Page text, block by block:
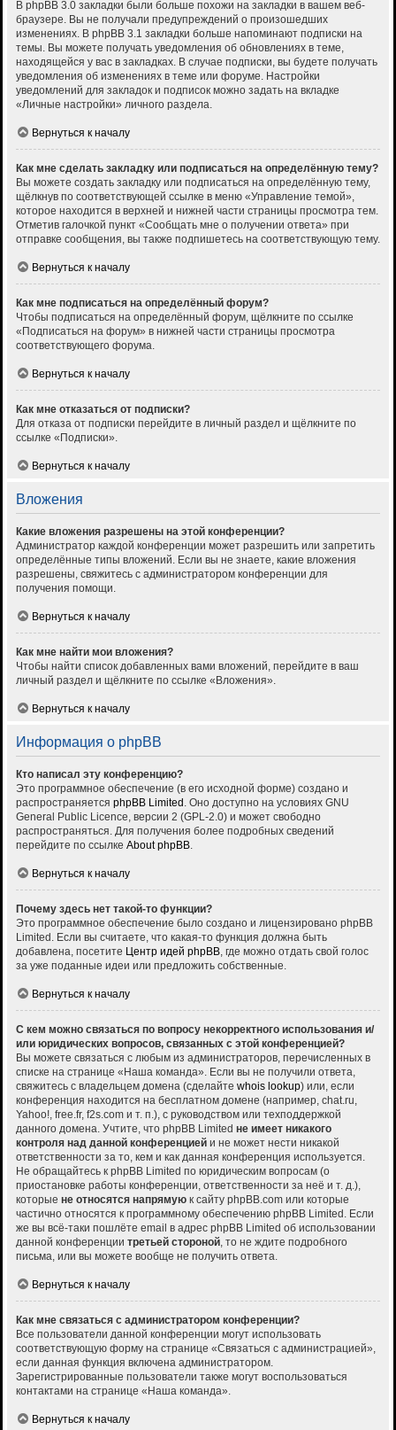
В phpBB 3.0 закладки были больше похожи на закладки в вашем веб-
браузере. Вы не получали предупреждений о произошедших
изменениях. В phpBB 3.1 закладки больше напоминают подписки на
темы. Вы можете получать уведомления об обновлениях в теме,
находящейся у вас в закладках. В случае подписки, вы будете получать
уведомления об изменениях в теме или форуме. Настройки
уведомлений для закладок и подписок можно задать на вкладке
«Личные настройки» личного раздела.
Вернуться к началу
Как мне сделать закладку или подписаться на определённую тему?
Вы можете создать закладку или подписаться на определённую тему,
щёлкнув по соответствующей ссылке в меню «Управление темой»,
которое находится в верхней и нижней части страницы просмотра тем.
Отметив галочкой пункт «Сообщать мне о получении ответа» при
отправке сообщения, вы также подпишетесь на соответствующую тему.
Вернуться к началу
Как мне подписаться на определённый форум?
Чтобы подписаться на определённый форум, щёлкните по ссылке
«Подписаться на форум» в нижней части страницы просмотра
соответствующего форума.
Вернуться к началу
Как мне отказаться от подписки?
Для отказа от подписки перейдите в личный раздел и щёлкните по
ссылке «Подписки».
Вернуться к началу
Вложения
Какие вложения разрешены на этой конференции?
Администратор каждой конференции может разрешить или запретить
определённые типы вложений. Если вы не знаете, какие вложения
разрешены, свяжитесь с администратором конференции для
получения помощи.
Вернуться к началу
Как мне найти мои вложения?
Чтобы найти список добавленных вами вложений, перейдите в ваш
личный раздел и щёлкните по ссылке «Вложения».
Вернуться к началу
Информация о phpBB
Кто написал эту конференцию?
Это программное обеспечение (в его исходной форме) создано и
распространяется phpBB Limited . Оно доступно на условиях GNU
General Public Licence, версии 2 (GPL-2.0) и может свободно
распространяться. Для получения более подробных сведений
перейдите по ссылке About phpBB.
Вернуться к началу
Почему здесь нет такой-то функции?
Это программное обеспечение было создано и лицензировано phpBB
Limited. Если вы считаете, что какая-то функция должна быть
добавлена, посетите Центр идей phpBB, где можно отдать свой голос
за уже поданные идеи или предложить собственные.
Вернуться к началу
С кем можно связаться по вопросу некорректного использования и/
или юридических вопросов, связанных с этой конференцией?
Вы можете связаться с любым из администраторов, перечисленных в
списке на странице «Наша команда». Если вы не получили ответа,
свяжитесь с владельцем домена (сделайте whois lookup) или, если
конференция находится на бесплатном домене (например, chat.ru,
Yahoo!, free.fr, f2s.com и т. п.), с руководством или техподдержкой
данного домена. Учтите, что phpBB Limited не имеет никакого
контроля над данной конференцией и не может нести никакой
ответственности за то, кем и как данная конференция используется.
Не обращайтесь к phpBB Limited по юридическим вопросам (о
приостановке работы конференции, ответственности за неё и т. д.),
которые не относятся напрямую к сайту phpBB.com или которые
частично относятся к программному обеспечению phpBB Limited. Если
же вы всё-таки пошлёте email в адрес phpBB Limited об использовании
данной конференции третьей стороной, то не ждите подробного
письма, или вы можете вообще не получить ответа.
Вернуться к началу
Как мне связаться с администратором конференции?
Все пользователи данной конференции могут использовать
соответствующую форму на странице «Связаться с администрацией»,
если данная функция включена администратором.
Зарегистрированные пользователи также могут воспользоваться
контактами на странице «Наша команда».
Вернуться к началу